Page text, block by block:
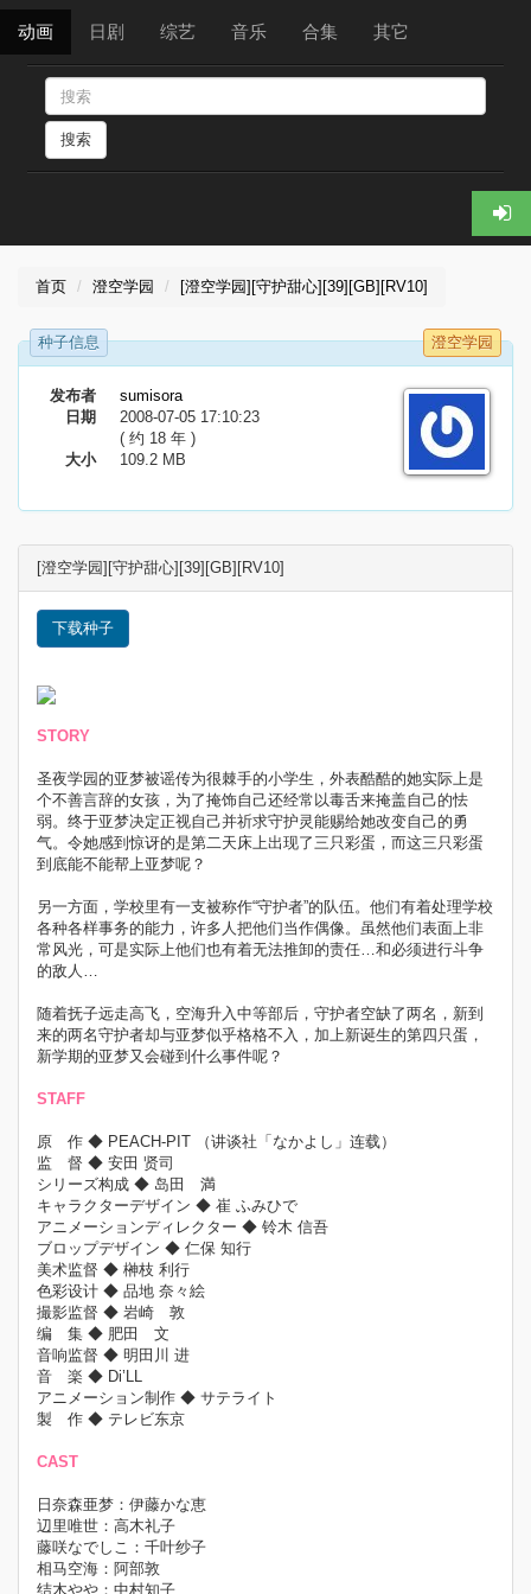
动画 日剧 综艺 音乐 合集 其它
搜索
首页 澄空学园 [澄空学园][守护甜心][39][GB][RV10]
种子信息 澄空学园
发布者
sumisora
日期
2008-07-05 17:10:23
( 约 18 年 )
大小
109.2 MB
[澄空学园][守护甜心][39][GB][RV10]
下载种子
STORY
圣夜学园的亚梦被谣传为很棘手的小学生，外表酷酷的她实际上是
个不善言辞的女孩，为了掩饰自己还经常以毒舌来掩盖自己的怯
弱。终于亚梦决定正视自己并祈求守护灵能赐给她改变自己的勇
气。令她感到惊讶的是第二天床上出现了三只彩蛋，而这三只彩蛋
到底能不能帮上亚梦呢？
另一方面，学校里有一支被称作“守护者”的队伍。他们有着处理学校
各种各样事务的能力，许多人把他们当作偶像。虽然他们表面上非
常风光，可是实际上他们也有着无法推卸的责任…和必须进行斗争
的敌人…
随着抚子远走高飞，空海升入中等部后，守护者空缺了两名，新到
来的两名守护者却与亚梦似乎格格不入，加上新诞生的第四只蛋，
新学期的亚梦又会碰到什么事件呢？
STAFF
原 作 ◆ PEACH-PIT （讲谈社「なかよし」连载）
监 督 ◆ 安田 贤司
シリーズ构成 ◆ 岛田 満
キャラクターデザイン ◆ 崔 ふみひで
アニメーションディレクター ◆ 铃木 信吾
ブロップデザイン ◆ 仁保 知行
美术监督 ◆ 榊枝 利行
色彩设计 ◆ 品地 奈々絵
撮影监督 ◆ 岩崎 敦
编 集 ◆ 肥田 文
音响监督 ◆ 明田川 进
音 楽 ◆ Di’LL
アニメーション制作 ◆ サテライト
製 作 ◆ テレビ东京
CAST
日奈森亜梦：伊藤かな恵
辺里唯世：高木礼子
藤咲なでしこ：千叶纱子
相马空海：阿部敦
结木やや：中村知子